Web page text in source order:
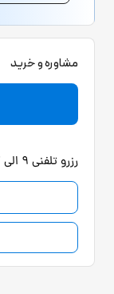
مشاوره و خرید
رزرو تلفنی 9 الی 17